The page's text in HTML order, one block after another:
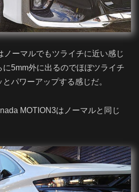
ノーマルでもツライチに近い感じ
5mm外に出るのでほぼツライチ
パワーアップする感じだ。
MOTION3はノーマルと同じ